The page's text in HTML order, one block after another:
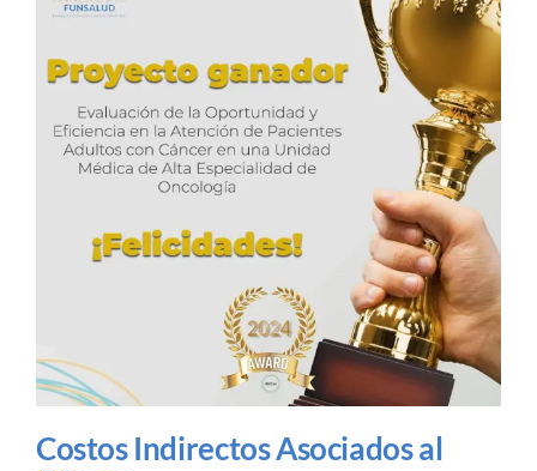
Costos Indirectos Asociados al